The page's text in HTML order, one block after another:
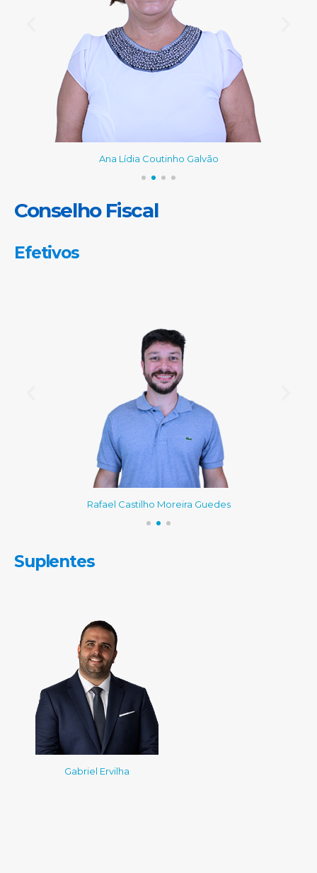
Ana Lídia Coutinho Galvão
Conselho Fiscal
Efetivos
Rafael Castilho Moreira Guedes
Suplentes
Gabriel Ervilha